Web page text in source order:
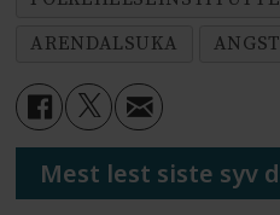
ARENDALSUKA
ANGST
Mest lest siste syv